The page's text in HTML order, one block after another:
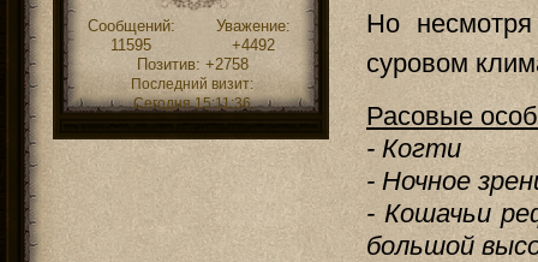
Сообщений:
11595
Уважение:
+4492
Позитив: +2758
Последний визит:
Сегодня 15:11:36
Но
суровом
Расовые
- Когти
- Ночное
- Кошачьи
большой